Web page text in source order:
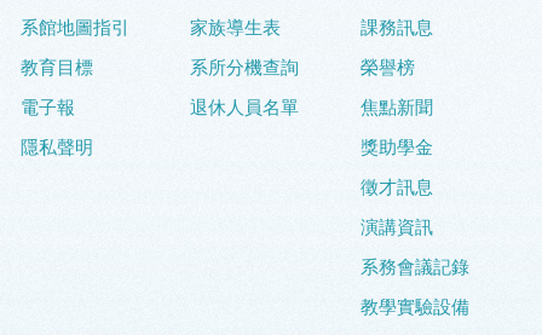
系館地圖指引
教育目標
電子報
隱私聲明
家族導生表
系所分機查詢
退休人員名單
課務訊息
榮譽榜
焦點新聞
獎助學金
徵才訊息
演講資訊
系務會議記錄
教學實驗設備